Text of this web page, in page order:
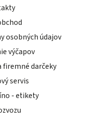
osobných údajov
výčapov
firemné darčeky
servis
- etikety